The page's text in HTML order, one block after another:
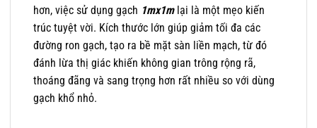
hơn, việc sử dụng gạch 1mx1mlại là một mẹo kiến
trúc tuyệt vời. Kích thước lớn giúp giảm tối đa các
đường ron gạch, tạo ra bề mặt sàn liền mạch, từ đó
đánh lừa thị giác khiến không gian trông rộng rã,
thoáng đãng và sang trọng hơn rất nhiều so với dùng
gạch khổ nhỏ.